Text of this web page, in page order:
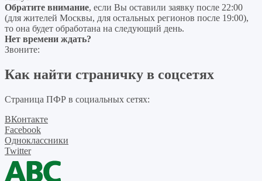
Обратите внимание, если Вы оставили заявку после 22:00
(для жителей Москвы, для остальных регионов после 19:00),
то она будет обработана на следующий день.
Нет времени ждать?
Звоните:
Как найти страничку в соцсетях
Страница ПФР в социальных сетях:
ВКонтакте
Facebook
Одноклассники
Twitter